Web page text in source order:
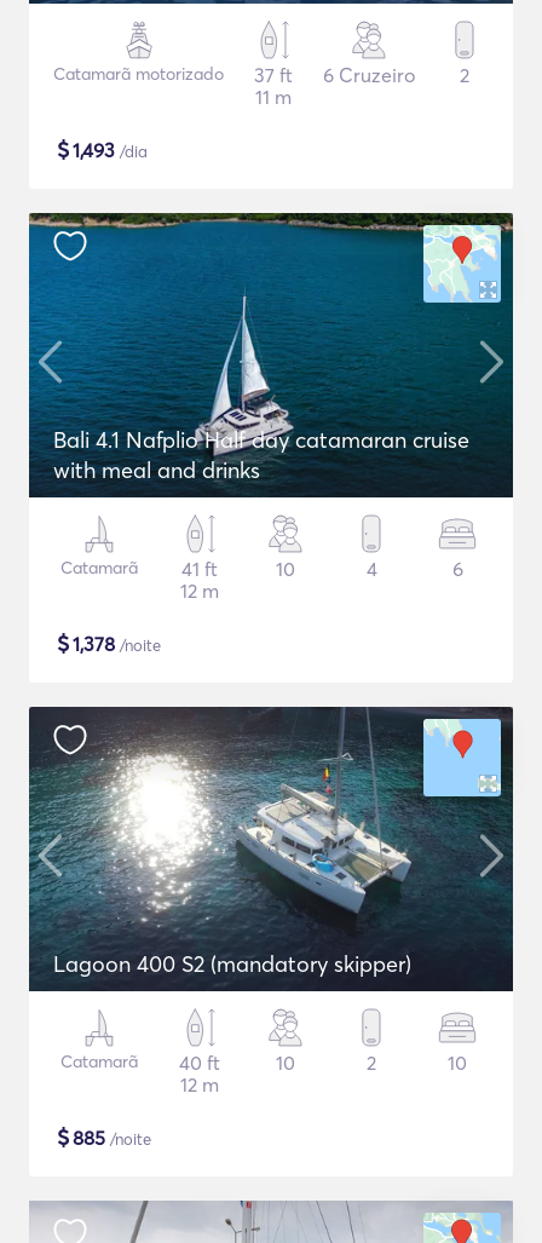
Catamarã motorizado
37 ft
11 m
6 Cruzeiro 2
$1,493 /dia
Bali 4.1 Nafplio Half day catamaran cruise
with meal and drinks
Catamarã
41 ft
12 m
10 4 6
$1,378 /noite
Lagoon 400 S2 (mandatory skipper)
Catamarã
40 ft
12 m
10 2 10
$885 /noite